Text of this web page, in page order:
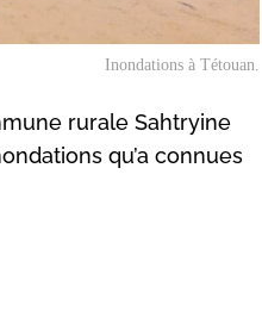
Inondations à Tétouan.
rurale Sahtryine
qu’a connues